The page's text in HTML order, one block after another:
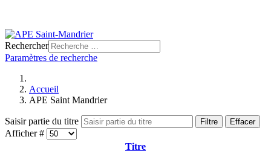
Rechercher
Paramètres de recherche
Accueil
APE Saint Mandrier
Saisir partie du titre Filtre Effacer
Afficher #
Titre